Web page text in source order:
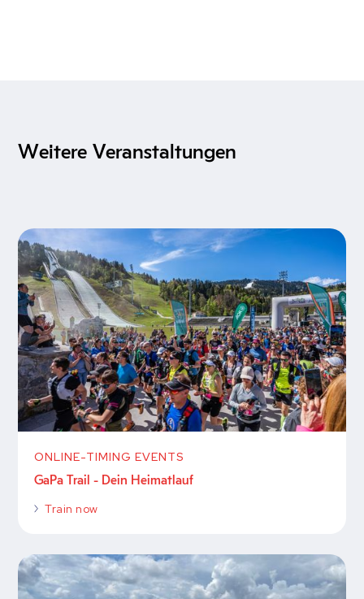
Weitere Veranstaltungen
ONLINE-TIMING EVENTS
GaPa Trail - Dein Heimatlauf
Train now